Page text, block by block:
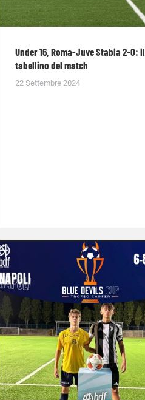
Under 16, Roma-Juve Stabia 2-0: il
tabellino del match
22 Settembre 2024